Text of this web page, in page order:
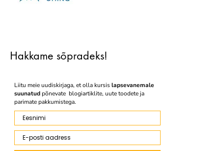
Hakkame sõpradeks!
Liitu meie uudiskirjaga, et olla kursislapsevanemale
suunatudpõnevate blogiartiklite, uute toodete ja
parimate pakkumistega.
Eesnimi
E-posti aadress